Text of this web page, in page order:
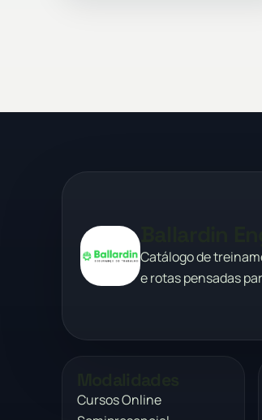
Ballardin
Catálogo de
e rotas pensadas
Cursos Online